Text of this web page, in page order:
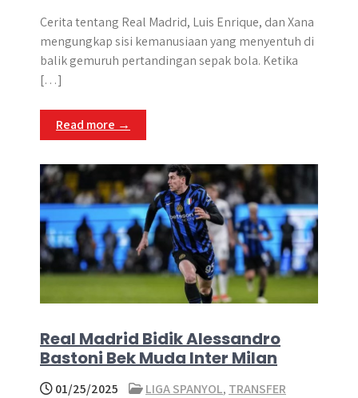
Cerita tentang Real Madrid, Luis Enrique, dan Xana
mengungkap sisi kemanusiaan yang menyentuh di
balik gemuruh pertandingan sepak bola. Ketika
[…]
Read more →
Real Madrid Bidik Alessandro
Bastoni Bek Muda Inter Milan
01/25/2025 LIGA SPANYOL, TRANSFER